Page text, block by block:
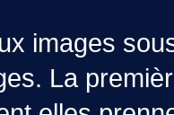
images
La